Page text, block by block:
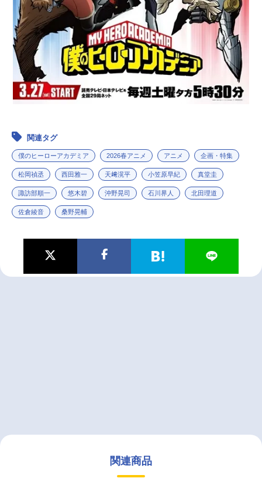
関連タグ
僕のヒーローアカデミア 2026春アニメ アニメ 企画・特集
松岡禎丞 西田雅一 天﨑滉平 小笠原早紀 真堂圭
諏訪部順一 悠木碧 沖野晃司 石川界人 北田理道
佐倉綾音 桑野晃輔
関連商品